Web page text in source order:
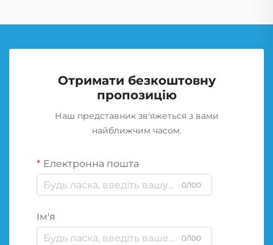
Отримати безкоштовну
пропозицію
Наш представник зв'яжеться з вами
найближчим часом.
Електронна пошта
0/100
Ім'я
0/100